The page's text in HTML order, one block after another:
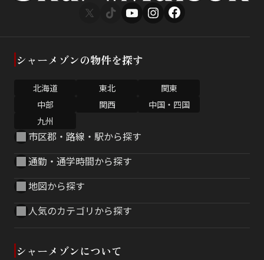
シャーメゾンの物件を探す
北海道 東北
関東
中部
関西
中国・四国
九州
市区郡・路線・駅から探す
通勤・通学時間から探す
地図から探す
人気のカテゴリから探す
シャーメゾンについて